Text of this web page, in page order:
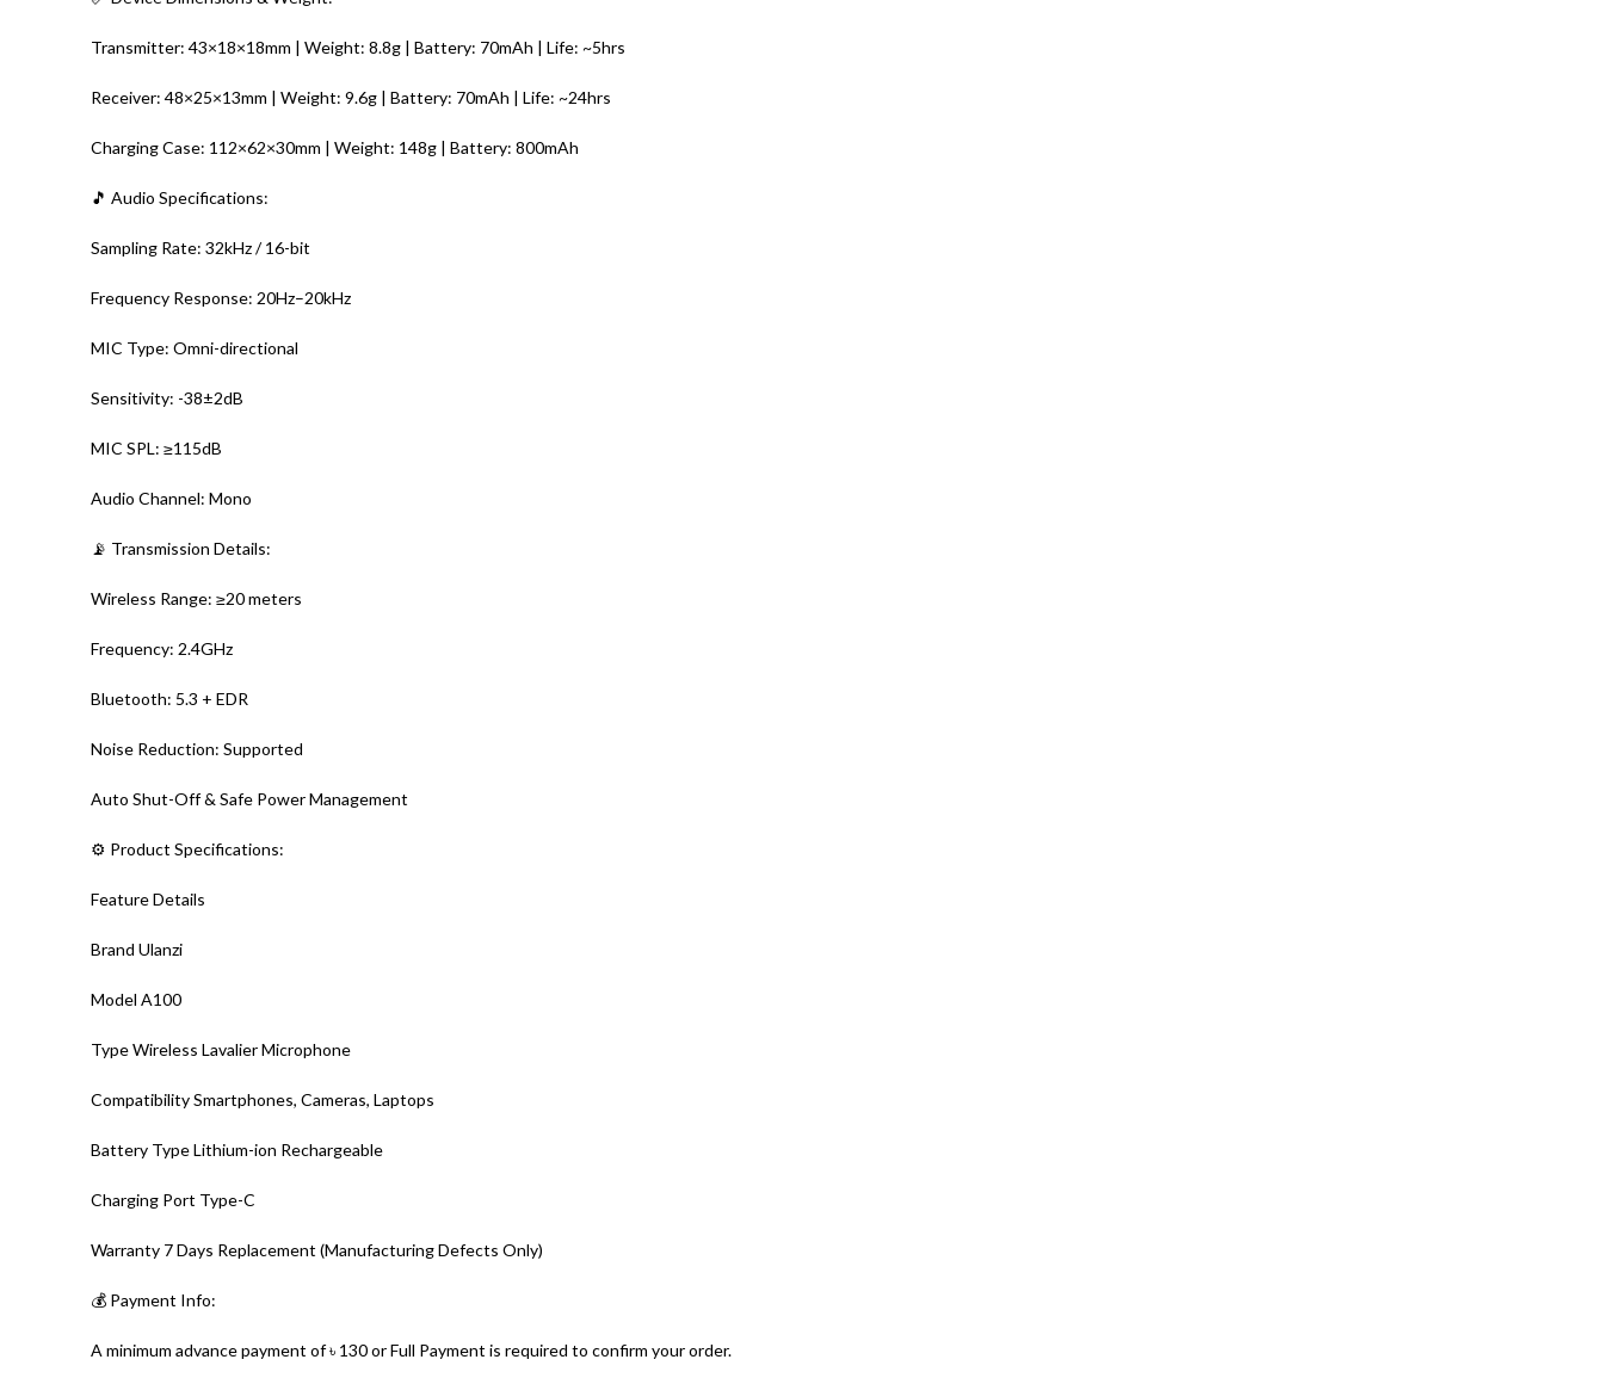
Transmitter: 43×18×18mm | Weight: 8.8g | Battery: 70mAh | Life: ~5hrs
Receiver: 48×25×13mm | Weight: 9.6g | Battery: 70mAh | Life: ~24hrs
Charging Case: 112×62×30mm | Weight: 148g | Battery: 800mAh
🎵 Audio Specifications:
Sampling Rate: 32kHz / 16-bit
Frequency Response: 20Hz–20kHz
MIC Type: Omni-directional
Sensitivity: -38±2dB
MIC SPL: ≥115dB
Audio Channel: Mono
📡 Transmission Details:
Wireless Range: ≥20 meters
Frequency: 2.4GHz
Bluetooth: 5.3 + EDR
Noise Reduction: Supported
Auto Shut-Off & Safe Power Management
⚙️ Product Specifications:
Feature Details
Brand Ulanzi
Model A100
Type Wireless Lavalier Microphone
Compatibility Smartphones, Cameras, Laptops
Battery Type Lithium-ion Rechargeable
Charging Port Type-C
Warranty 7 Days Replacement (Manufacturing Defects Only)
💰 Payment Info:
A minimum advance payment of ৳ 130 or Full Payment is required to confirm your order.